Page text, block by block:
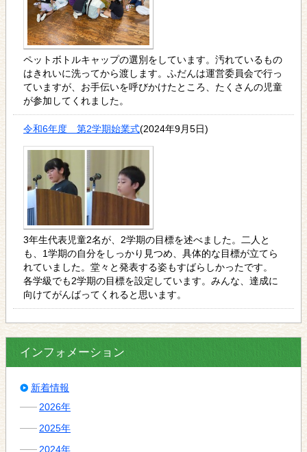
ペットボトルキャップの選別をしています。汚れているもの
はきれいに洗ってから渡します。ふだんは運営委員会で行っ
ていますが、お手伝いを呼びかけたところ、たくさんの児童
が参加してくれました。
令和6年度 第2学期始業式(2024年9月5日)
3年生代表児童2名が、2学期の目標を述べました。二人と
も、1学期の自分をしっかり見つめ、具体的な目標が立てら
れていました。堂々と発表する姿もすばらしかったです。
各学級でも2学期の目標を設定しています。みんな、達成に
向けてがんばってくれると思います。
インフォメーション
新着情報
2026年
2025年
2024年